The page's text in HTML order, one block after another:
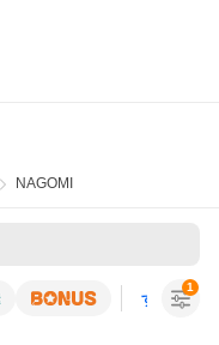
NAGOMI
すべての条
1